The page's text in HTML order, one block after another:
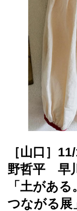
［山口］
野哲平 早
「土があ
つながる